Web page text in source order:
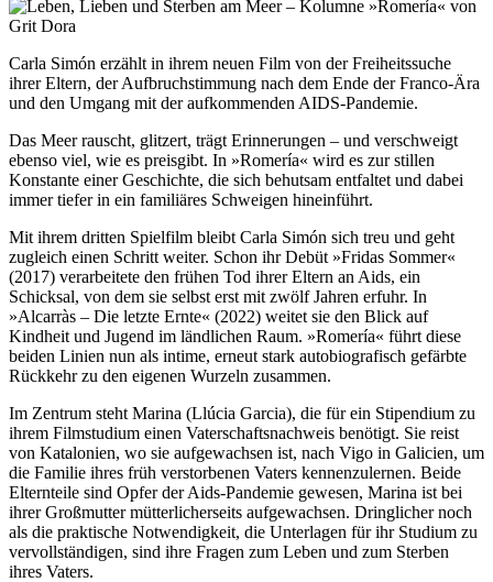
Carla Simón erzählt in ihrem neuen Film von der Freiheitssuche
ihrer Eltern, der Aufbruchstimmung nach dem Ende der Franco-Ära
und den Umgang mit der aufkommenden AIDS-Pandemie.
Das Meer rauscht, glitzert, trägt Erinnerungen – und verschweigt
ebenso viel, wie es preisgibt. In »Romería« wird es zur stillen
Konstante einer Geschichte, die sich behutsam entfaltet und dabei
immer tiefer in ein familiäres Schweigen hineinführt.
Mit ihrem dritten Spielfilm bleibt Carla Simón sich treu und geht
zugleich einen Schritt weiter. Schon ihr Debüt »Fridas Sommer«
(2017) verarbeitete den frühen Tod ihrer Eltern an Aids, ein
Schicksal, von dem sie selbst erst mit zwölf Jahren erfuhr. In
»Alcarràs – Die letzte Ernte« (2022) weitet sie den Blick auf
Kindheit und Jugend im ländlichen Raum. »Romería« führt diese
beiden Linien nun als intime, erneut stark autobiografisch gefärbte
Rückkehr zu den eigenen Wurzeln zusammen.
Im Zentrum steht Marina (Llúcia Garcia), die für ein Stipendium zu
ihrem Filmstudium einen Vaterschaftsnachweis benötigt. Sie reist
von Katalonien, wo sie aufgewachsen ist, nach Vigo in Galicien, um
die Familie ihres früh verstorbenen Vaters kennenzulernen. Beide
Elternteile sind Opfer der Aids-Pandemie gewesen, Marina ist bei
ihrer Großmutter mütterlicherseits aufgewachsen. Dringlicher noch
als die praktische Notwendigkeit, die Unterlagen für ihr Studium zu
vervollständigen, sind ihre Fragen zum Leben und zum Sterben
ihres Vaters.